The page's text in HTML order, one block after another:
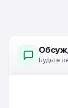
Будьте